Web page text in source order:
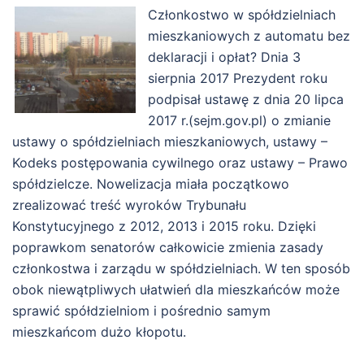
Członkostwo w spółdzielniach
mieszkaniowych z automatu bez
deklaracji i opłat? Dnia 3
sierpnia 2017 Prezydent roku
podpisał ustawę z dnia 20 lipca
2017 r.(sejm.gov.pl) o zmianie
ustawy o spółdzielniach mieszkaniowych, ustawy –
Kodeks postępowania cywilnego oraz ustawy – Prawo
spółdzielcze. Nowelizacja miała początkowo
zrealizować treść wyroków Trybunału
Konstytucyjnego z 2012, 2013 i 2015 roku. Dzięki
poprawkom senatorów całkowicie zmienia zasady
członkostwa i zarządu w spółdzielniach. W ten sposób
obok niewątpliwych ułatwień dla mieszkańców może
sprawić spółdzielniom i pośrednio samym
mieszkańcom dużo kłopotu.